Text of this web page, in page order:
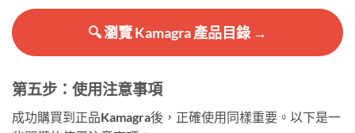
🔍 瀏覽 Kamagra 產品目錄 →
第五步：使用注意事項
成功購買到正品Kamagra後，正確使用同樣重要。以下是一